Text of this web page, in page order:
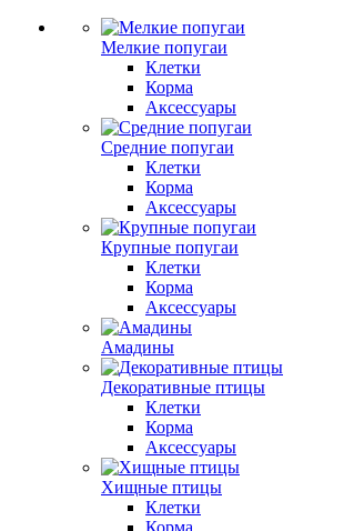
Мелкие попугаи
Клетки
Корма
Аксессуары
Средние попугаи
Клетки
Корма
Аксессуары
Крупные попугаи
Клетки
Корма
Аксессуары
Амадины
Декоративные птицы
Клетки
Корма
Аксессуары
Хищные птицы
Клетки
Корма